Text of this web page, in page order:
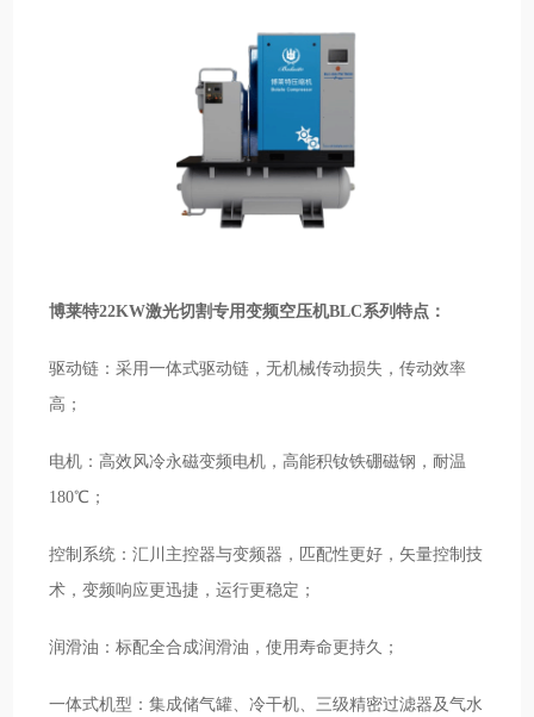
博莱特22KW激光切割专用变频空压机BLC系列特点：
驱动链：采用一体式驱动链，无机械传动损失，传动效率
高；
电机：高效风冷永磁变频电机，高能积钕铁硼磁钢，耐温
180℃；
控制系统：汇川主控器与变频器，匹配性更好，矢量控制技
术，变频响应更迅捷，运行更稳定；
润滑油：标配全合成润滑油，使用寿命更持久；
一体式机型：集成储气罐、冷干机、三级精密过滤器及气水